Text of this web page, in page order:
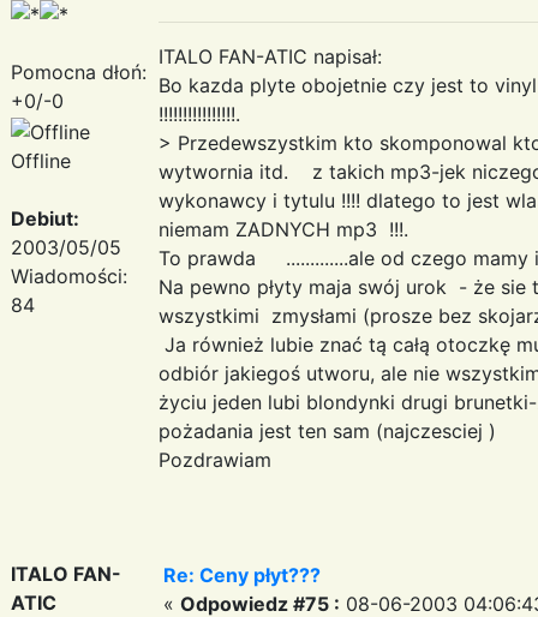
Pomocna dłoń:
+0/-0
Offline
Debiut:
2003/05/05
Wiadomości:
84
ITALO FAN-ATIC napisał:
Bo kazda plyte obojetnie czy jest to
!!!!!!!!!!!!!!!!.
> Przedewszystkim kto skomponowal
wytwornia itd. z takich mp3-jek
wykonawcy i tytulu !!!! dlatego to jest
niemam ZADNYCH mp3 !!!.
To prawda .............ale od czego
Na pewno płyty maja swój urok - że
wszystkimi zmysłami (prosze bez
Ja również lubie znać tą całą otoczkę
odbiór jakiegoś utworu, ale nie
życiu jeden lubi blondynki drugi
pożadania jest ten sam (najczesciej )
Pozdrawiam
ITALO FAN-
ATIC
Re: Ceny płyt???
« Odpowiedz #75 : 08-06-2003